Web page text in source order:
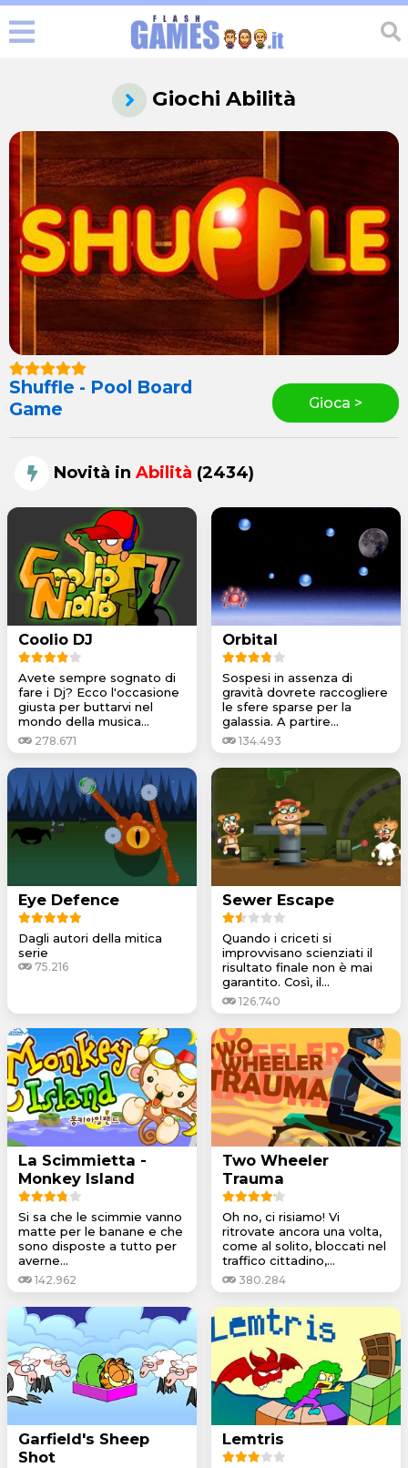
Giochi Abilità
Shuffle - Pool Board
Game
Gioca >
Novità in Abilità (2434)
Coolio DJ
Avete sempre sognato di
fare i Dj? Ecco l'occasione
giusta per buttarvi nel
mondo della musica...
278.671
Orbital
Sospesi in assenza di
gravità dovrete raccogliere
le sfere sparse per la
galassia. A partire...
134.493
Eye Defence
Dagli autori della mitica
serie
75.216
Sewer Escape
Quando i criceti si
improvvisano scienziati il
risultato finale non è mai
garantito. Così, il...
126.740
La Scimmietta -
Monkey Island
Si sa che le scimmie vanno
matte per le banane e che
sono disposte a tutto per
averne...
142.962
Two Wheeler
Trauma
Oh no, ci risiamo! Vi
ritrovate ancora una volta,
come al solito, bloccati nel
traffico cittadino,...
380.284
Garfield's Sheep
Shot
Lemtris